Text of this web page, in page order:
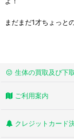
まだまだ1才ちょっと
生体の買取及び下
ご利用案内
クレジットカード